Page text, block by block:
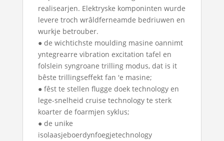
realisearjen. Elektryske komponinten wurde
levere troch wrâldferneamde bedriuwen en
wurkje betrouber.
● de wichtichste moulding masine oannimt
yntegrearre vibration excitation tafel en
folslein syngroane trilling modus, dat is it
bêste trillingseffekt fan 'e masine;
● fêst te stellen flugge doek technology en
lege-snelheid cruise technology te sterk
koarter de foarmjen syklus;
● de unike
isolaasjeboerdynfoegjetechnology